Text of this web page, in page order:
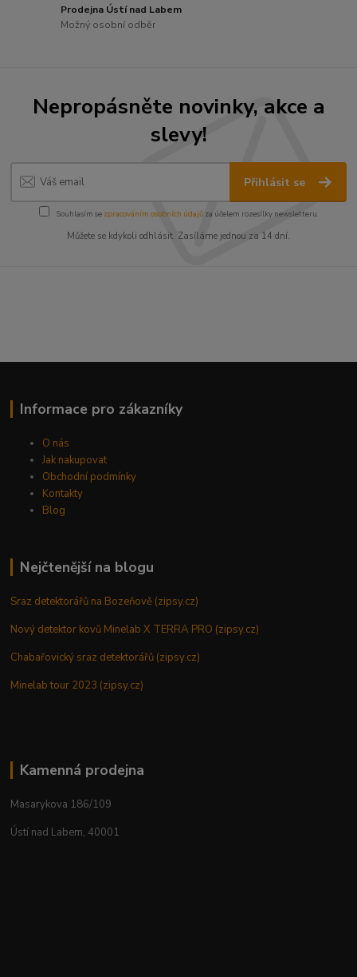
Prodejna Ústí nad Labem
Možný osobní odběr
Nepropásněte novinky, akce a
slevy!
Přihlásit se
Souhlasím se zpracováním osobních údajůza účelem rozesílky newsletteru.
Můžete se kdykoli odhlásit. Zasíláme jednou za 14 dní.
Informace pro zákazníky
O nás
Jak nakupovat
Obchodní podmínky
Kontakty
Blog
Nejčtenější na blogu
Sraz detektorářů na Bozeňově (zipsy.cz)
Nový detektor kovů Minelab X TERRA PRO (zipsy.cz)
Chabařovický sraz detektorářů (zipsy.cz)
Minelab tour 2023 (zipsy.cz)
Kamenná prodejna
Masarykova 186/109
Ústí nad Labem, 40001